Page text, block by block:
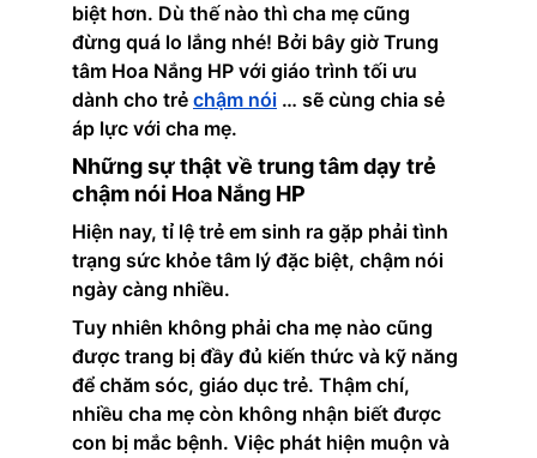
biệt hơn. Dù thế nào thì cha mẹ cũng
đừng quá lo lắng nhé! Bởi bây giờ Trung
tâm Hoa Nắng HP với giáo trình tối ưu
dành cho trẻ chậm nói … sẽ cùng chia sẻ
áp lực với cha mẹ.
Những sự thật về trung tâm dạy trẻ
chậm nói Hoa Nắng HP
Hiện nay, tỉ lệ trẻ em sinh ra gặp phải tình
trạng sức khỏe tâm lý đặc biệt, chậm nói
ngày càng nhiều.
Tuy nhiên không phải cha mẹ nào cũng
được trang bị đầy đủ kiến thức và kỹ năng
để chăm sóc, giáo dục trẻ. Thậm chí,
nhiều cha mẹ còn không nhận biết được
con bị mắc bệnh. Việc phát hiện muộn và